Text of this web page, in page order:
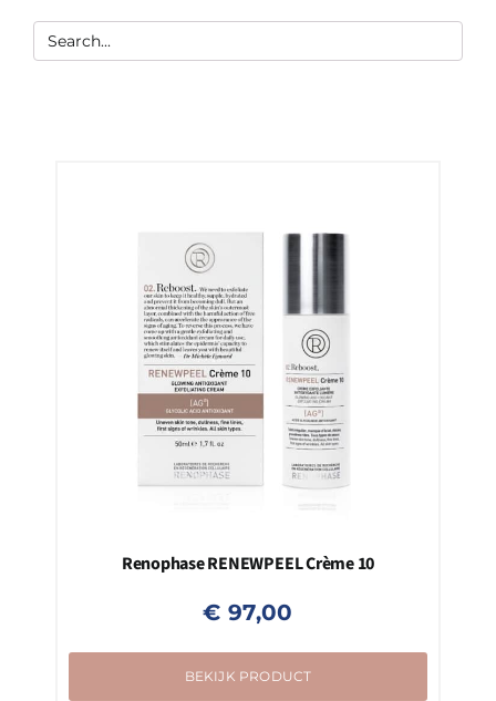
Zoeken
naar:
Renophase RENEWPEEL Crème 10
€ 97,00
BEKIJK PRODUCT